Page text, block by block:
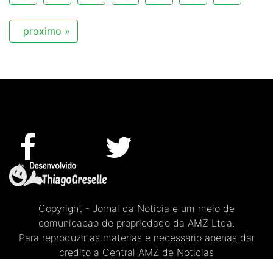
proximo »
Copyright - Jornal da Noticia e um meio de
comunicacao de propriedade da AMZ Ltda.
Para reproduzir as materias e necessario apenas dar
credito a Central AMZ de Noticias